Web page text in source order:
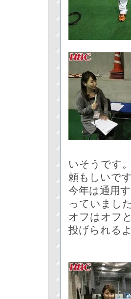
いそうです
頼もしいで
今年は通用
っていまし
オフはオフ
投げられる